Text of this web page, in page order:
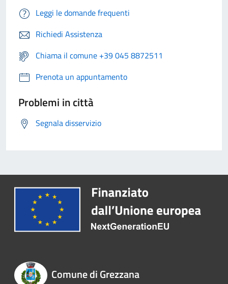
Leggi le domande frequenti
Richiedi Assistenza
Chiama il comune +39 045 8872511
Prenota un appuntamento
Problemi in città
Segnala disservizio
Comune di Grezzana